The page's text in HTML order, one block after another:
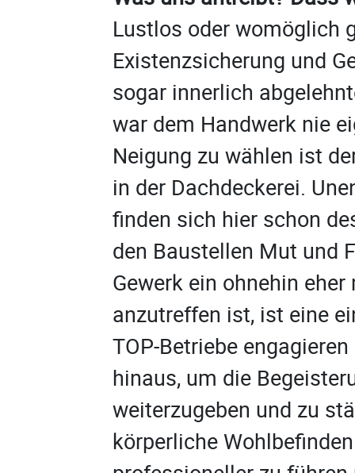
Lustlos oder womöglich
Existenzsicherung und
sogar innerlich
war dem Handwerk nie
Neigung zu wählen ist
in der Dachdeckerei.
finden sich hier schon
den Baustellen Mut und
Gewerk ein ohnehin
anzutreffen ist, ist eine
TOP-Betriebe
hinaus, um die
weiterzugeben und zu
körperliche